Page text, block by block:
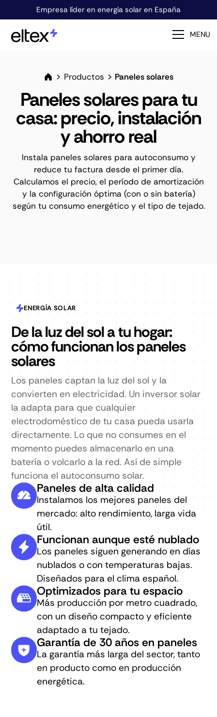
Empresa líder en energía solar en España
MENU
Productos Paneles solares
Paneles solares para tu
casa: precio, instalación
y ahorro real
Instala paneles solares para autoconsumo y
reduce tu factura desde el primer día.
Calculamos el precio, el período de amortización
y la configuración óptima (con o sin batería)
según tu consumo energético y el tipo de tejado.
ENERGÍA SOLAR
De la luz del sol a tu hogar:
cómo funcionan los paneles
solares
Los paneles captan la luz del sol y la
convierten en electricidad. Un inversor solar
la adapta para que cualquier
electrodoméstico de tu casa pueda usarla
directamente. Lo que no consumes en el
momento puedes almacenarlo en una
batería o volcarlo a la red. Así de simple
funciona el autoconsumo solar.
Paneles de alta calidad
Instalamos los mejores paneles del
mercado: alto rendimiento, larga vida
útil.
Funcionan aunque esté nublado
Los paneles siguen generando en días
nublados o con temperaturas bajas.
Diseñados para el clima español.
Optimizados para tu espacio
Más producción por metro cuadrado,
con un diseño compacto y eficiente
adaptado a tu tejado.
Garantía de 30 años en paneles
La garantía más larga del sector, tanto
en producto como en producción
energética.